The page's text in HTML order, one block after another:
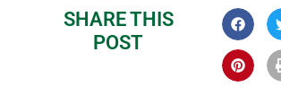
SHARE THIS
POST